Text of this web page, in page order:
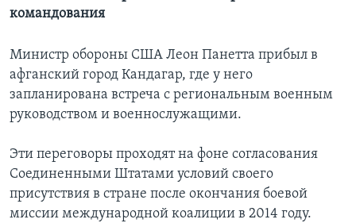
Языки
командования
Министр обороны США Леон Панетта прибыл в
афганский город Кандагар, где у него
запланирована встреча с региональным военным
руководством и военнослужащими.
Эти переговоры проходят на фоне согласования
Соединенными Штатами условий своего
присутствия в стране после окончания боевой
миссии международной коалиции в 2014 году.